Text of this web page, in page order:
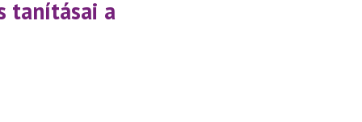
tanításai a